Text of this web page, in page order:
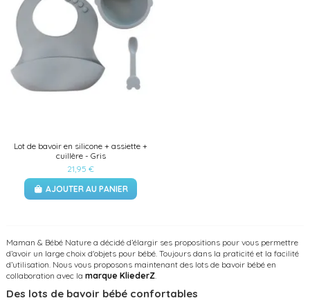
Lot de bavoir en silicone + assiette +
cuillère - Gris
21,95 €
AJOUTER AU PANIER
Maman & Bébé Nature a décidé d’élargir ses propositions pour vous permettre
d’avoir un large choix d'objets pour bébé. Toujours dans la praticité et la facilité
d’utilisation. Nous vous proposons maintenant des lots de bavoir bébé en
collaboration avec la marque KliederZ
Des lots de bavoir bébé confortables